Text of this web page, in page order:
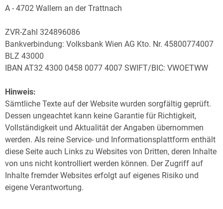
A - 4702 Wallern an der Trattnach
ZVR-Zahl 324896086
Bankverbindung: Volksbank Wien AG Kto. Nr. 45800774007
BLZ 43000
IBAN AT32 4300 0458 0077 4007 SWIFT/BIC: VWOETWW
Hinweis:
Sämtliche Texte auf der Website wurden sorgfältig geprüft.
Dessen ungeachtet kann keine Garantie für Richtigkeit,
Vollständigkeit und Aktualität der Angaben übernommen
werden. Als reine Service- und Informationsplattform enthält
diese Seite auch Links zu Websites von Dritten, deren Inhalte
von uns nicht kontrolliert werden können. Der Zugriff auf
Inhalte fremder Websites erfolgt auf eigenes Risiko und
eigene Verantwortung.